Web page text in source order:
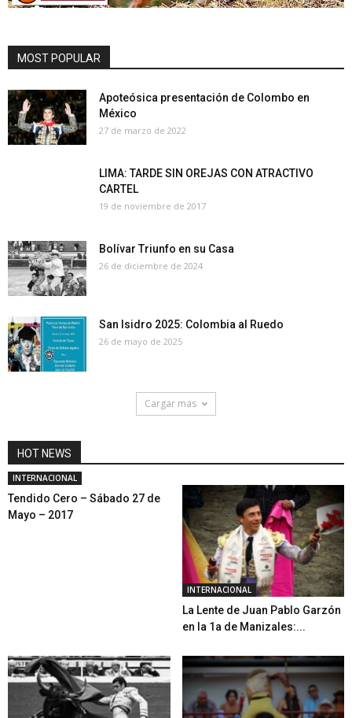
MOST POPULAR
Apoteósica presentación de Colombo en
México
27 de marzo de 2022
LIMA: TARDE SIN OREJAS CON ATRACTIVO
CARTEL
19 de noviembre de 2017
Bolívar Triunfo en su Casa
26 de diciembre de 2024
San Isidro 2025: Colombia al Ruedo
26 de mayo de 2025
Cargar mas
HOT NEWS
INTERNACIONAL
Tendido Cero – Sábado 27 de
Mayo – 2017
INTERNACIONAL
La Lente de Juan Pablo Garzón
en la 1a de Manizales:...